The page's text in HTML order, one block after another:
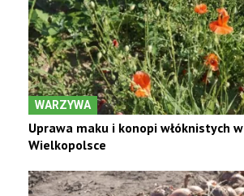
WARZYWA
Uprawa maku i konopi włóknistych w
Wielkopolsce